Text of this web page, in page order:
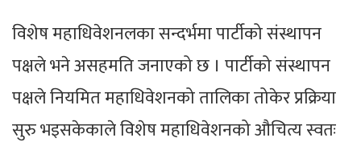
विशेष महाधिवेशनलका सन्दर्भमा पार्टीको संस्थापन
पक्षले भने असहमति जनाएको छ । पार्टीको संस्थापन
पक्षले नियमित महाधिवेशनको तालिका तोकेर प्रक्रिया
सुरु भइसकेकाले विशेष महाधिवेशनको औचित्य स्वतः